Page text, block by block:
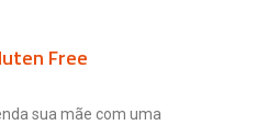
Free
sua mãe com uma